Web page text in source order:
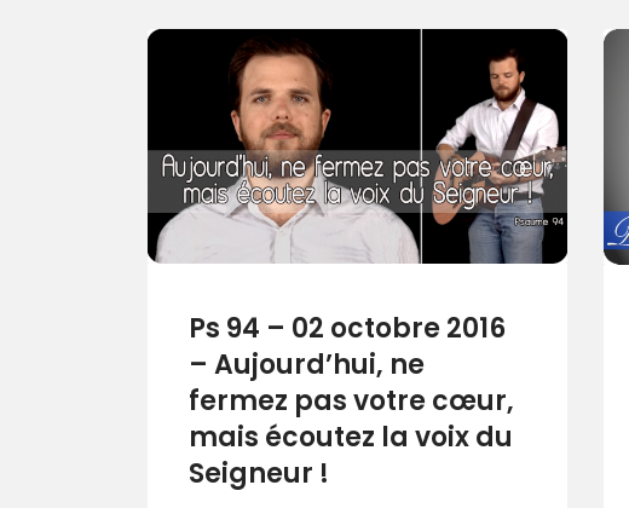
Ps 94 – 02 octobre 2016
– Aujourd’hui, ne
fermez pas votre cœur,
mais écoutez la voix du
Seigneur !